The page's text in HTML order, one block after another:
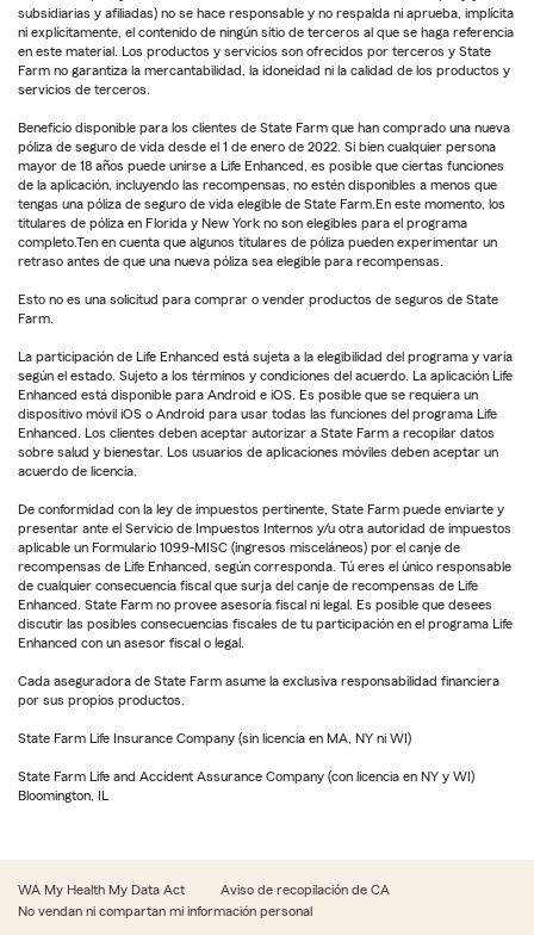
subsidiarias y afiliadas) no se hace responsable y no respalda ni aprueba, implícita
ni explícitamente, el contenido de ningún sitio de terceros al que se haga referencia
en este material. Los productos y servicios son ofrecidos por terceros y State
Farm no garantiza la mercantabilidad, la idoneidad ni la calidad de los productos y
servicios de terceros.
Beneficio disponible para los clientes de State Farm que han comprado una nueva
póliza de seguro de vida desde el 1 de enero de 2022. Si bien cualquier persona
mayor de 18 años puede unirse a Life Enhanced, es posible que ciertas funciones
de la aplicación, incluyendo las recompensas, no estén disponibles a menos que
tengas una póliza de seguro de vida elegible de State Farm.En este momento, los
titulares de póliza en Florida y New York no son elegibles para el programa
completo.Ten en cuenta que algunos titulares de póliza pueden experimentar un
retraso antes de que una nueva póliza sea elegible para recompensas.
Esto no es una solicitud para comprar o vender productos de seguros de State
Farm.
La participación de Life Enhanced está sujeta a la elegibilidad del programa y varía
según el estado. Sujeto a los términos y condiciones del acuerdo. La aplicación Life
Enhanced está disponible para Android e iOS. Es posible que se requiera un
dispositivo móvil iOS o Android para usar todas las funciones del programa Life
Enhanced. Los clientes deben aceptar autorizar a State Farm a recopilar datos
sobre salud y bienestar. Los usuarios de aplicaciones móviles deben aceptar un
acuerdo de licencia.
De conformidad con la ley de impuestos pertinente, State Farm puede enviarte y
presentar ante el Servicio de Impuestos Internos y/u otra autoridad de impuestos
aplicable un Formulario 1099-MISC (ingresos misceláneos) por el canje de
recompensas de Life Enhanced, según corresponda. Tú eres el único responsable
de cualquier consecuencia fiscal que surja del canje de recompensas de Life
Enhanced. State Farm no provee asesoría fiscal ni legal. Es posible que desees
discutir las posibles consecuencias fiscales de tu participación en el programa Life
Enhanced con un asesor fiscal o legal.
Cada aseguradora de State Farm asume la exclusiva responsabilidad financiera
por sus propios productos.
State Farm Life Insurance Company (sin licencia en MA, NY ni WI)
State Farm Life and Accident Assurance Company (con licencia en NY y WI)
Bloomington, IL
WA My Health My Data Act
Aviso de recopilación de CA
No vendan ni compartan mi información personal